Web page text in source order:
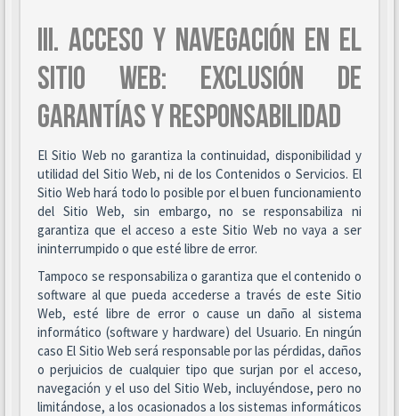
III. ACCESO Y NAVEGACIÓN EN EL
SITIO WEB: EXCLUSIÓN DE
GARANTÍAS Y RESPONSABILIDAD
El Sitio Web no garantiza la continuidad, disponibilidad y
utilidad del Sitio Web, ni de los Contenidos o Servicios. El
Sitio Web hará todo lo posible por el buen funcionamiento
del Sitio Web, sin embargo, no se responsabiliza ni
garantiza que el acceso a este Sitio Web no vaya a ser
ininterrumpido o que esté libre de error.
Tampoco se responsabiliza o garantiza que el contenido o
software al que pueda accederse a través de este Sitio
Web, esté libre de error o cause un daño al sistema
informático (software y hardware) del Usuario. En ningún
caso El Sitio Web será responsable por las pérdidas, daños
o perjuicios de cualquier tipo que surjan por el acceso,
navegación y el uso del Sitio Web, incluyéndose, pero no
limitándose, a los ocasionados a los sistemas informáticos